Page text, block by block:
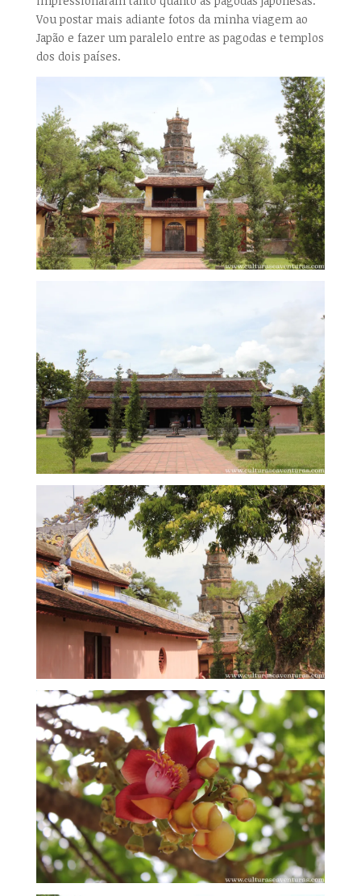
Vou postar mais adiante fotos da minha viagem ao
Japão e fazer um paralelo entre as pagodas e templos
dos dois países.